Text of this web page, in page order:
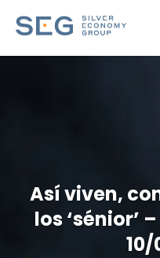
Así viven,
los ‘sénior’
10/